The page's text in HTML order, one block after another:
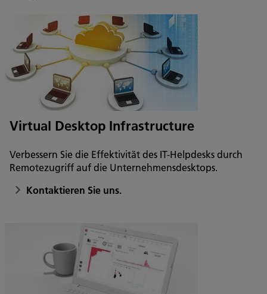
Virtual Desktop Infrastructure
Verbessern Sie die Effektivität des IT-Helpdesks durch
Remotezugriff auf die Unternehmensdesktops.
Kontaktieren Sie uns.